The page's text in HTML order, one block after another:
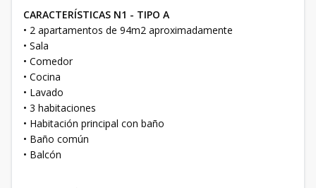
CARACTERÍSTICAS N1 - TIPO A
• 2 apartamentos de 94m2 aproximadamente
• Sala
• Comedor
• Cocina
• Lavado
• 3 habitaciones
• Habitación principal con baño
• Baño común
• Balcón